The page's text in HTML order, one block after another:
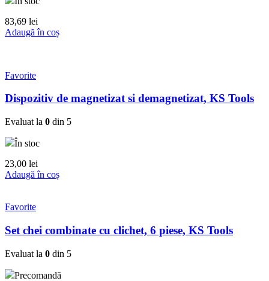
83,69 lei
Adaugă în coș
Favorite
Dispozitiv de magnetizat si demagnetizat, KS Tools
Evaluat la 0 din 5
În stoc
23,00 lei
Adaugă în coș
Favorite
Set chei combinate cu clichet, 6 piese, KS Tools
Evaluat la 0 din 5
Precomandă